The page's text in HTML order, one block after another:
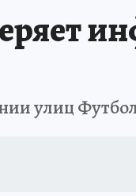
улиц